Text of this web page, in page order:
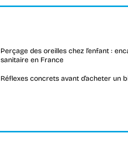
Perçage des oreilles chez l’enfant :
sanitaire en France
Réflexes concrets avant d’acheter un